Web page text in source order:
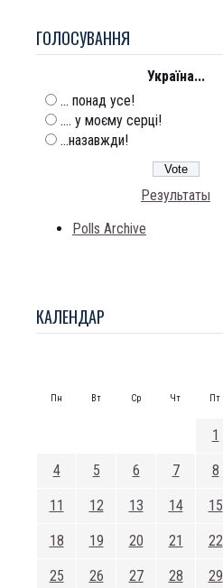
ГОЛОСУВАННЯ
Україна...
... понад усе!
.... у моєму серці!
...назавжди!
Результаты
Polls Archive
КАЛЕНДАР
Пн Вт Ср Чт Пт
1
4 5 6 7 8
11 12 13 14 15
18 19 20 21 22
25 26 27 28 29